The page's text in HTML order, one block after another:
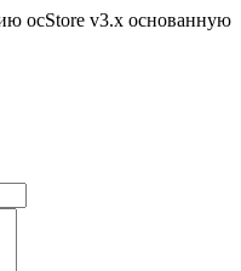
ocStore v3.x основанную